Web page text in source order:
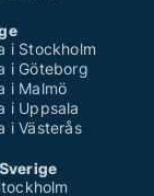
i Stockholm
i Göteborg
i Malmö
i Uppsala
i Västerås